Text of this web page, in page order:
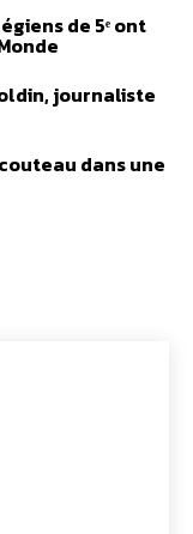
de 5ᵉ ont
journaliste
dans une